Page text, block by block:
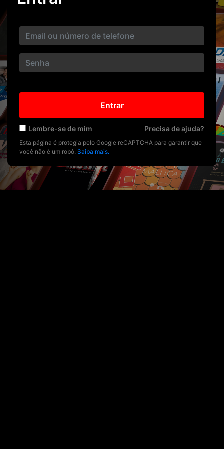
Entrar
Lembre-se de mim Precisa de ajuda?
Esta página é protegia pelo Google reCAPTCHA para garantir que
você não é um robô. Saiba mais.